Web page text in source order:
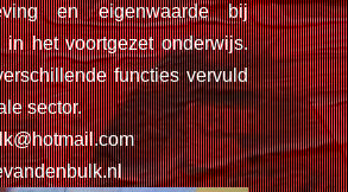
en eigenwaarde bij
in het voortgezet onderwijs.
functies vervuld
sector.